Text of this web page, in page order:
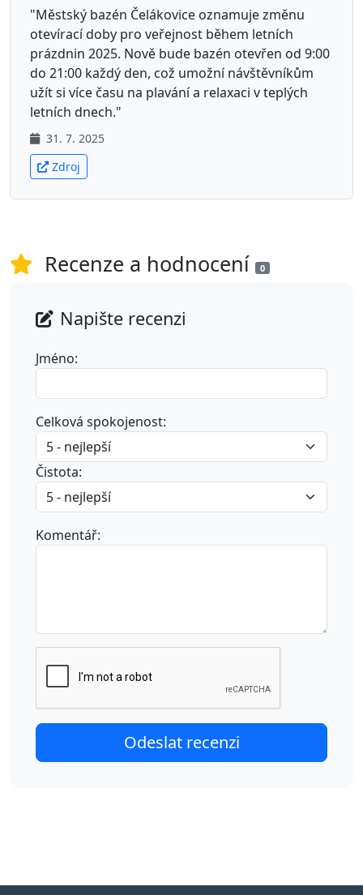
"Městský bazén Čelákovice oznamuje změnu
otevírací doby pro veřejnost během letních
prázdnin 2025. Nově bude bazén otevřen od 9:00
do 21:00 každý den, což umožní návštěvníkům
užít si více času na plavání a relaxaci v teplých
letních dnech."
31. 7. 2025
Zdroj
Recenze a hodnocení 0
Napište recenzi
Jméno:
Celková spokojenost:
Čistota:
Komentář: